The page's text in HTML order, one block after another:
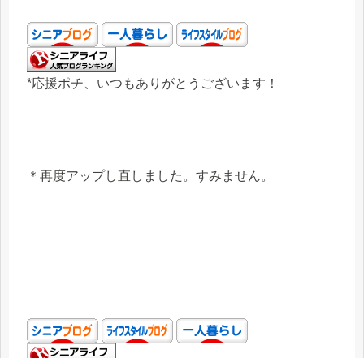
*応援ポチ、いつもありがとうございます！
＊再度アップし直しました。すみません。